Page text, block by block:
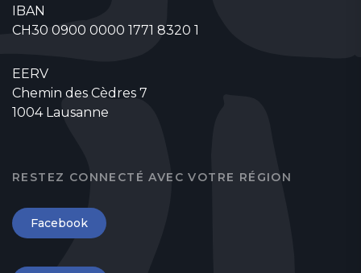
IBAN
CH30 0900 0000 1771 8320 1
EERV
Chemin des Cèdres 7
1004 Lausanne
RESTEZ CONNECTÉ AVEC VOTRE RÉGION
Facebook